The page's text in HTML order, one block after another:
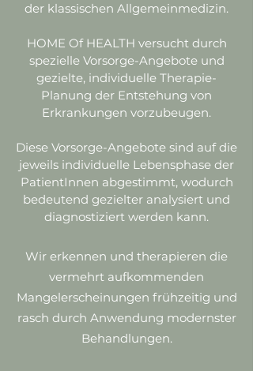
der klassischen Allgemeinmedizin.
HOME Of HEALTH versucht durch
spezielle Vorsorge-Angebote und
gezielte, individuelle Therapie-
Planung der Entstehung von
Erkrankungen vorzubeugen.
Diese Vorsorge-Angebote sind auf die
jeweils individuelle Lebensphase der
PatientInnen abgestimmt, wodurch
bedeutend gezielter analysiert und
diagnostiziert werden kann.
Wir erkennen und therapieren die
vermehrt aufkommenden
Mangelerscheinungen frühzeitig und
rasch durch Anwendung modernster
Behandlungen.